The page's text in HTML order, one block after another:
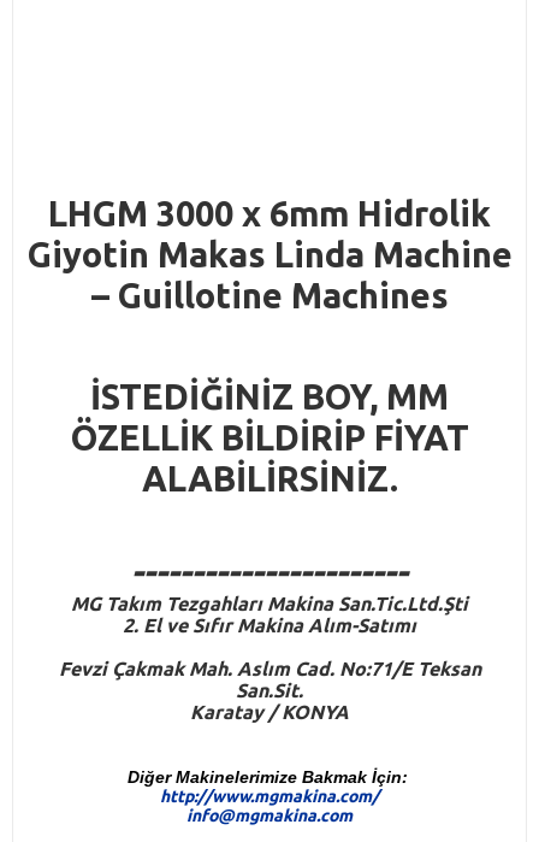
LHGM 3000 x 6mm Hidrolik
Giyotin Makas Linda Machine
– Guillotine Machines
İSTEDİĞİNİZ BOY, MM
ÖZELLİK BİLDİRİP FİYAT
ALABİLİRSİNİZ.
-----------------------
MGTakım Tezgahları Makina San.Tic.Ltd.Şti
2. El ve Sıfır Makina Alım-Satımı
Fevzi Çakmak Mah. Aslım Cad. No:71/E Teksan
San.Sit.
Karatay / KONYA
Diğer Makinelerimize Bakmak İçin:
http://www.mgmakina.com/
info@mgmakina.com